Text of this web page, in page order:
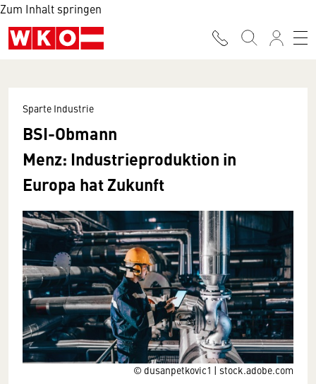
Zum Inhalt springen
© dusanpetkovic1 | stock.adobe.com
Sparte Industrie
BSI-Obmann
Menz: Industrieproduktion in
Europa hat Zukunft